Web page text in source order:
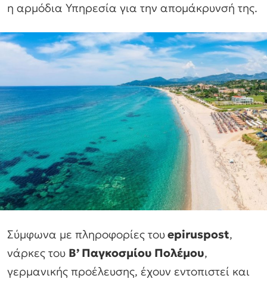
η αρμόδια Υπηρεσία για την απομάκρυνσή της.
Σύμφωνα με πληροφορίες τουepiruspost,
νάρκες του Β’ Παγκοσμίου Πολέμου,
γερμανικής προέλευσης, έχουν εντοπιστεί και